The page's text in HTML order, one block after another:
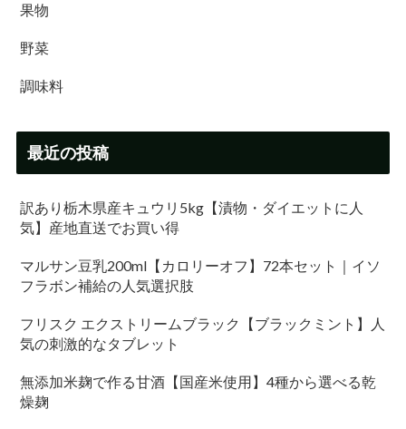
果物
野菜
調味料
最近の投稿
訳あり栃木県産キュウリ5kg【漬物・ダイエットに人
気】産地直送でお買い得
マルサン豆乳200ml【カロリーオフ】72本セット｜イソ
フラボン補給の人気選択肢
フリスク エクストリームブラック【ブラックミント】人
気の刺激的なタブレット
無添加米麹で作る甘酒【国産米使用】4種から選べる乾
燥麹